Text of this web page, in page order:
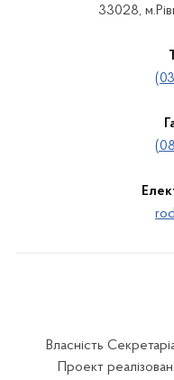
33028,
Власність
Проект